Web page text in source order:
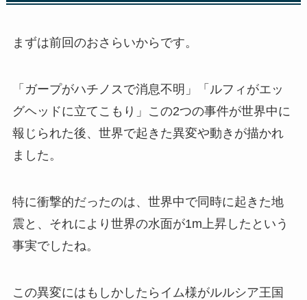
まずは前回のおさらいからです。
「ガープがハチノスで消息不明」「ルフィがエッ
グヘッドに立てこもり」この2つの事件が世界中に
報じられた後、世界で起きた異変や動きが描かれ
ました。
特に衝撃的だったのは、世界中で同時に起きた地
震と、それにより世界の水面が1m上昇したという
事実でしたね。
この異変にはもしかしたらイム様がルルシア王国